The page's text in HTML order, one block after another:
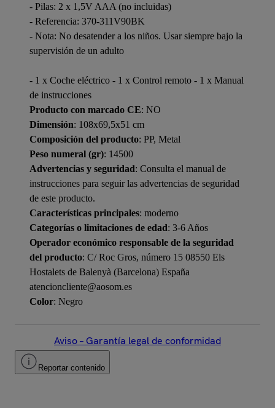
- Pilas: 2 x 1,5V AAA (no incluidas)
- Referencia: 370-311V90BK
- Nota: No desatender a los niños. Usar siempre bajo la
supervisión de un adulto
- 1 x Coche eléctrico - 1 x Control remoto - 1 x Manual
de instrucciones
Producto con marcado CE: NO
Dimensión: 108x69,5x51 cm
Composición del producto: PP, Metal
Peso numeral (gr): 14500
Advertencias y seguridad: Consulta el manual de
instrucciones para seguir las advertencias de seguridad
de este producto.
Características principales: moderno
Categorías o limitaciones de edad: 3-6 Años
Operador económico responsable de la seguridad
del producto: C/ Roc Gros, número 15 08550 Els
Hostalets de Balenyà (Barcelona) España
atencioncliente@aosom.es
Color: Negro
Aviso – Garantía legal de conformidad
Reportar contenido